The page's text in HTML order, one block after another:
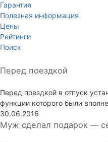
Гарантия
Полезная информация
Цены
Рейтинги
Поиск
Перед поездкой
Перед поездкой в отпуск
функции которого были
30.06.2016
Муж сделал подарок —